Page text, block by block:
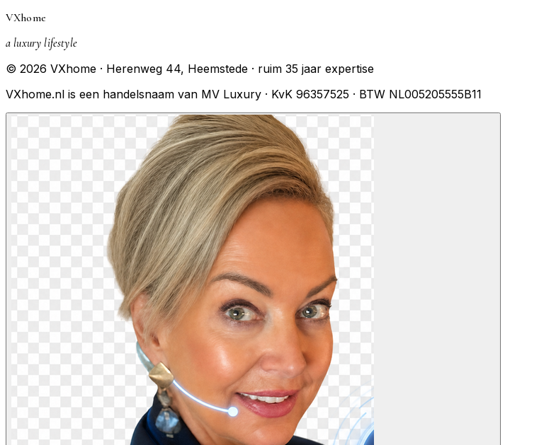
VXhome
a luxury lifestyle
© 2026 VXhome · Herenweg 44, Heemstede · ruim 35 jaar expertise
VXhome.nl is een handelsnaam van MV Luxury · KvK 96357525 · BTW NL005205555B11